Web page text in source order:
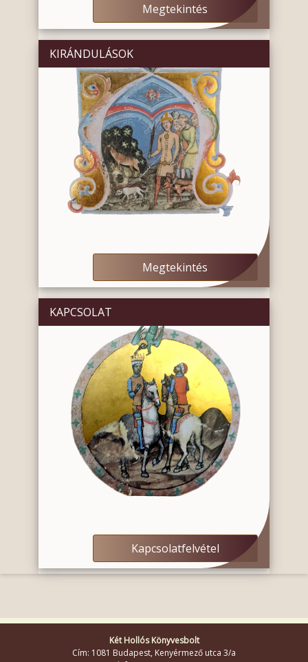
Megtekintés
KIRÁNDULÁSOK
Megtekintés
KAPCSOLAT
Kapcsolatfelvétel
Két Hollós Könyvesbolt
Cím: 1081 Budapest, Kenyérmező utca 3/a